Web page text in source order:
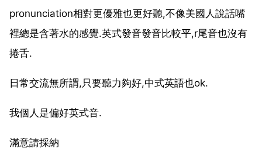
pronunciation相對更優雅也更好聽,不像美國人說話嘴
裡總是含著水的感覺.英式發音發音比較平,r尾音也沒有
捲舌.
日常交流無所謂,只要聽力夠好,中式英語也ok.
我個人是偏好英式音.
滿意請採納